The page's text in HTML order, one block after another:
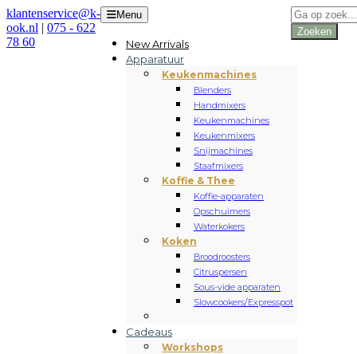
klantenservice@k-
ook.nl | 075 - 622
78 60
Menu
New Arrivals
Apparatuur
Keukenmachines
Blenders
Handmixers
Keukenmachines
Keukenmixers
Snijmachines
Staafmixers
Koffie & Thee
Koffie-apparaten
Opschuimers
Waterkokers
Koken
Broodroosters
Citruspersen
Sous-vide apparaten
Slowcookers/Expresspot
Cadeaus
Workshops
Producten
zoeken
Zoeken